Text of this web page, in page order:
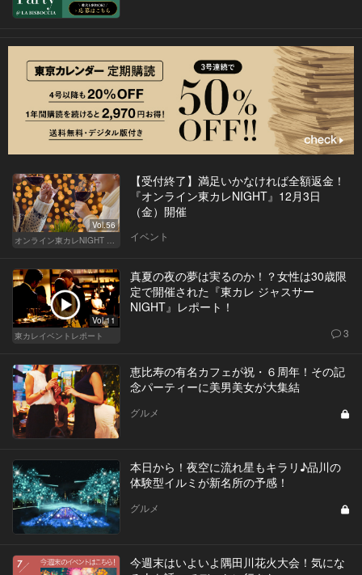
Vol.56
オンライン東カレNIGHT イベント募集
【受付終了】満足いかなければ全額返金！
『オンライン東カレNIGHT』12月3日
（金）開催
イベント
Vol.11
東カレイベントレポート
真夏の夜の夢は実るのか！？女性は30歳限
定で開催された『東カレ ジャスサー
NIGHT』レポート！
3
恵比寿の有名カフェが祝・６周年！その記
念パーティーに美男美女が大集結
グルメ
本日から！夜空に流れ星もキラリ♪品川の
体験型イルミが新名所の予感！
グルメ
今週末はいよいよ隅田川花火大会！気にな